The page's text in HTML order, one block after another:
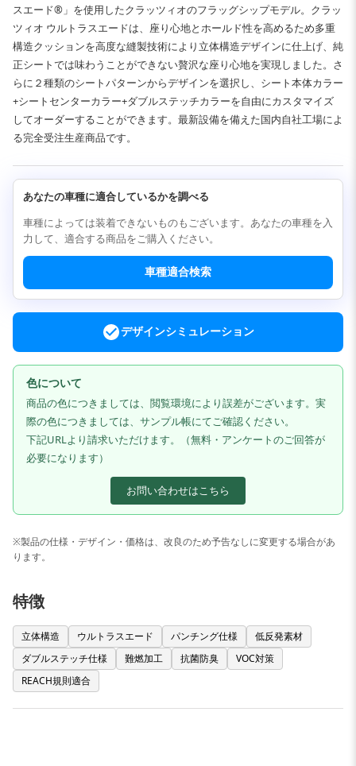
スエード®」を使用したクラッツィオのフラッグシップモデル。クラッ
ツィオ ウルトラスエードは、座り心地とホールド性を高めるため多重
構造クッションを高度な縫製技術により立体構造デザインに仕上げ、純
正シートでは味わうことができない贅沢な座り心地を実現しました。さ
らに２種類のシートパターンからデザインを選択し、シート本体カラー
+シートセンターカラー+ダブルステッチカラーを自由にカスタマイズ
してオーダーすることができます。最新設備を備えた国内自社工場によ
る完全受注生産商品です。
あなたの車種に適合しているかを調べる
車種によっては装着できないものもございます。あなたの車種を入
力して、適合する商品をご購入ください。
車種適合検索
デザインシミュレーション
色について
商品の色につきましては、閲覧環境により誤差がございます。実
際の色につきましては、サンプル帳にてご確認ください。
下記URLより請求いただけます。（無料・アンケートのご回答が
必要になります）
お問い合わせはこちら
※製品の仕様・デザイン・価格は、改良のため予告なしに変更する場合があ
ります。
特徴
立体構造 ウルトラスエード パンチング仕様
低反発素材
ダブルステッチ仕様
難燃加工 抗菌防臭
VOC対策
REACH規則適合